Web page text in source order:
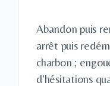
Abandon puis
arrêt puis
charbon ;
d’hésitations